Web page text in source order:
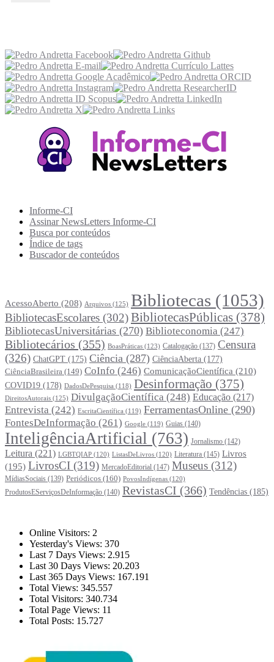
Informe-CI
Assinar NewsLetters Informe-CI
Busca por conteúdos
Índice de tags
Buscador de conteúdos
AcessoAberto (208) Arquivos (125) Bibliotecas (1053)
BibliotecasEscolares (302)BibliotecasPúblicas (378)
BibliotecasUniversitárias (270) Biblioteconomia (247)
Bibliotecários (355) BoasPráticas (123) Catalogação (137) Censura
(326) ChatGPT (175) Ciência (287) CiênciaAberta (177)
CiênciaBrasileira (149) CoInfo (246) ComunicaçãoCientífica (210)
COVID19 (178) DadosDePesquisa (118) Desinformação (375)
DireitosAutorais (125) DivulgaçãoCientífica (248) Educação (217)
Entrevista (242) EscritaCientífica (119) FerramentasOnline (290)
FontesDeInformação (261) Google (119) Guias (140)
InteligênciaArtificial (763) Jornalismo (142)
Leitura (221) LGBTQIAP (120) ListasDeLivros (120) Literatura (145) Livros
(195) LivrosCI (319) MercadoEditorial (147) Museus (312)
MídiasSociais (139) Periódicos (160) PovosIndígenas (120)
ProdutosEServiçosDeInformação (140) RevistasCI (366) Tendências (185)
Online Visitors: 2
Yesterday's Views: 370
Last 7 Days Views: 2.915
Last 30 Days Views: 20.203
Last 365 Days Views: 167.191
Total Views: 345.557
Total Visitors: 340.734
Total Page Views: 11
Total Posts: 15.727